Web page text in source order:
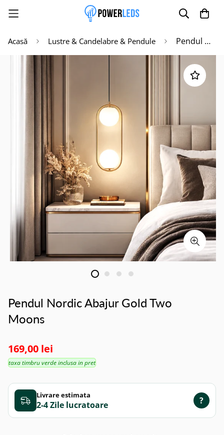
Acasă Lustre & Candelabre & Pendule Pendul Nordic Abajur Gold Two Moons
Pendul Nordic Abajur Gold Two
Moons
169,00 lei
taxa timbru verde inclusa in pret
Livrare estimata
2-4 Zile ?
Poate mai târziu